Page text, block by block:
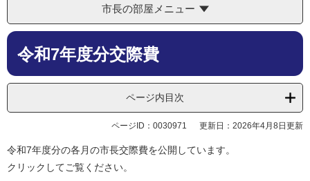
市長の部屋メニュー
本
令和7年度分交際費
ページ内目次
ページID：0030971 更新日：2026年4月8日更新
令和7年度分の各月の市長交際費を公開しています。
クリックしてご覧ください。